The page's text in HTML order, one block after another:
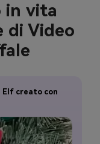
in vita
di Video
Elf creato con